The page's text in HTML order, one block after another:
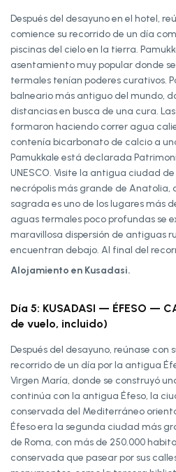
Después del desayuno en el hotel,
comience su recorrido de un día
piscinas del cielo en la tierra.
asentamiento muy popular donde
termales tenían poderes curativos.
balneario más antiguo del mundo,
distancias en busca de una cura.
formaron haciendo correr agua
contenía bicarbonato de calcio a
Pamukkale está declarada
UNESCO. Visite la antigua ciudad
necrópolis más grande de Anatolia,
sagrada es uno de los lugares más
aguas termales poco profundas se
maravillosa dispersión de antiguas
encuentran debajo. Al final del
Alojamiento en Kusadasi.
Día 5: KUSADASI — ÉFESO —
de vuelo, incluido)
Después del desayuno, reúnase con
recorrido de un día por la antigua
Virgen María, donde se construyó
continúa con la antigua Éfeso, la
conservada del Mediterráneo
Éfeso era la segunda ciudad más
de Roma, con más de 250.000
conservada que pasear por sus